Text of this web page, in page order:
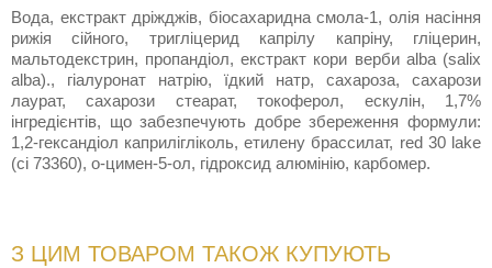
Вода, екстракт дріжджів, біосахаридна смола-1, олія насіння
рижія сійного, тригліцерид капрілу капріну, гліцерин,
мальтодекстрин, пропандіол, екстракт кори верби alba (salix
alba)., гіалуронат натрію, їдкий натр, сахароза, сахарози
лаурат, сахарози стеарат, токоферол, ескулін, 1,7%
інгредієнтів, що забезпечують добре збереження формули:
1,2-гександіол каприлігліколь, етилену брассилат, red 30 lake
(ci 73360), о-цимен-5-ол, гідроксид алюмінію, карбомер.
З ЦИМ ТОВАРОМ ТАКОЖ КУПУЮТЬ